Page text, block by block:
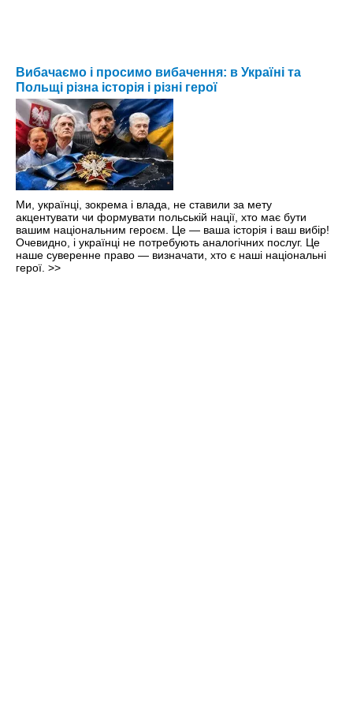
Вибачаємо і просимо вибачення: в Україні та
Польщі різна історія і різні герої
Ми, українці, зокрема і влада, не ставили за мету
акцентувати чи формувати польській нації, хто має бути
вашим національним героєм. Це — ваша історія і ваш вибір! ​
Очевидно, і українці не потребують аналогічних послуг. Це
наше суверенне право — визначати, хто є наші національні
герої. >>